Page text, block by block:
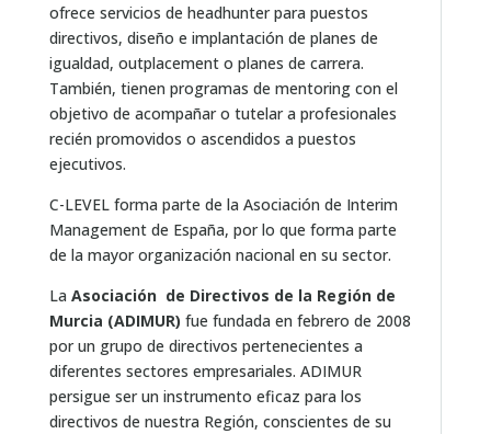
ofrece servicios de headhunter para puestos
directivos, diseño e implantación de planes de
igualdad, outplacement o planes de carrera.
También, tienen programas de mentoring con el
objetivo de acompañar o tutelar a profesionales
recién promovidos o ascendidos a puestos
ejecutivos.
C-LEVEL forma parte de la Asociación de Interim
Management de España, por lo que forma parte
de la mayor organización nacional en su sector.
La Asociación de Directivos de la Región de
Murcia (ADIMUR) fue fundada en febrero de 2008
por un grupo de directivos pertenecientes a
diferentes sectores empresariales. ADIMUR
persigue ser un instrumento eficaz para los
directivos de nuestra Región, conscientes de su